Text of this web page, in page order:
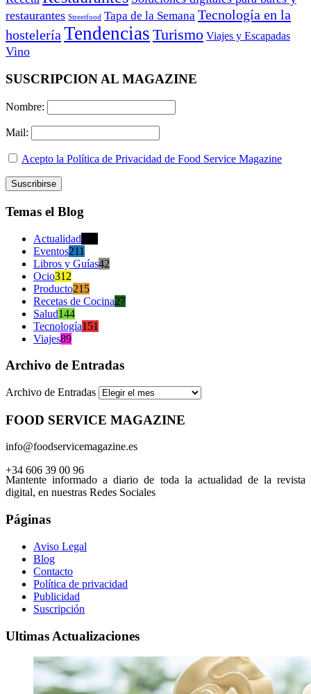
restaurantes Streetfood Tapa de la Semana Tecnología en la
hostelería Tendencias Turismo Viajes y Escapadas
Vino
SUSCRIPCION AL MAGAZINE
Nombre:
Mail:
Acepto la Política de Privacidad de Food Service Magazine
Temas el Blog
Actualidad
Eventos211
Libros y Guías42
Ocio312
Producto215
Recetas de Cocina27
Salud144
Tecnología151
Viajes89
Archivo de Entradas
Archivo de Entradas
FOOD SERVICE MAGAZINE
info@foodservicemagazine.es
+34 606 39 00 96
Mantente informado a diario de toda la actualidad de la revista
digital, en nuestras Redes Sociales
Páginas
Aviso Legal
Blog
Contacto
Política de privacidad
Publicidad
Suscripción
Ultimas Actualizaciones